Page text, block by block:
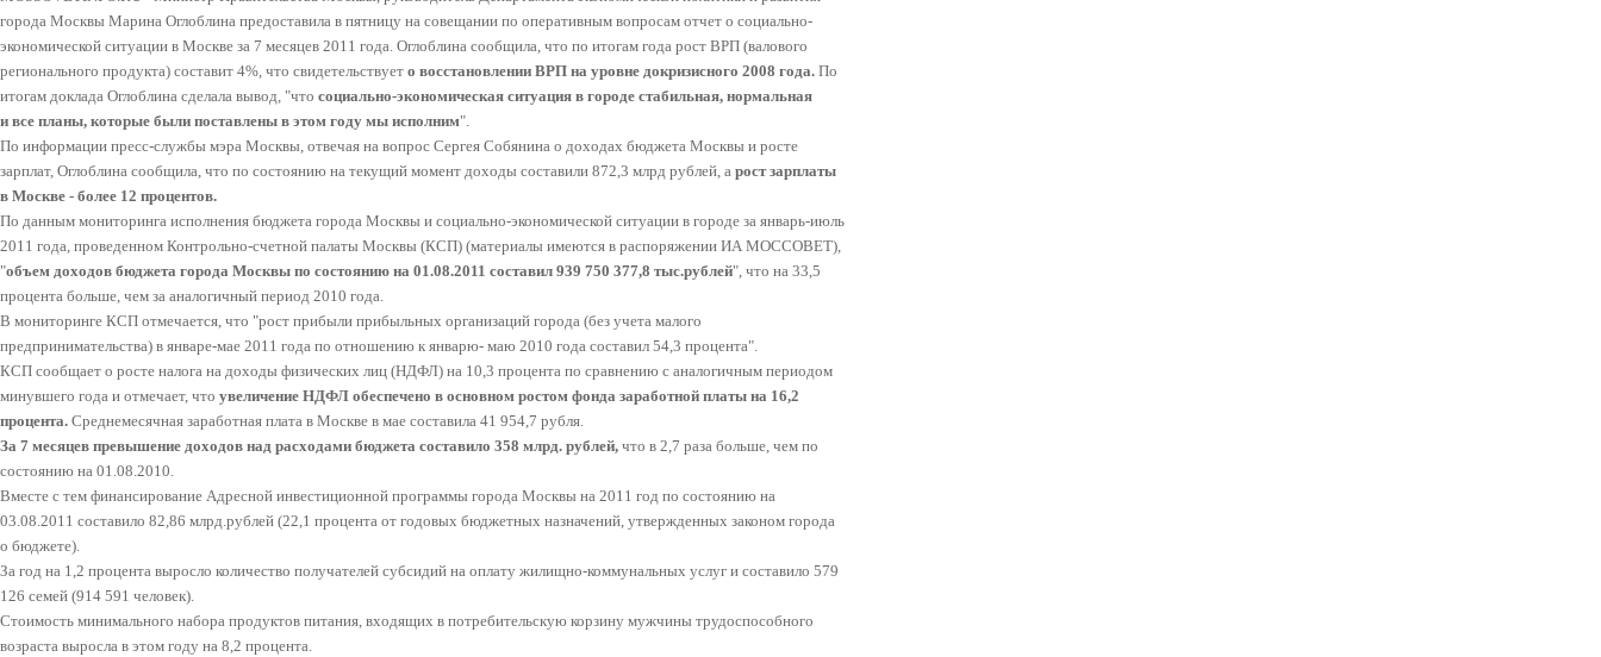
города Москвы Марина Оглоблина предоставила в пятницу на совещании по оперативным вопросам отчет о социально-
экономической ситуации в Москве за 7 месяцев 2011 года. Оглоблина сообщила, что по итогам года рост ВРП (валового
регионального продукта) составит 4%, что свидетельствует о восстановлении ВРП на уровне докризисного 2008 года. По
итогам доклада Оглоблина сделала вывод, "что социально-экономическая ситуация в городе стабильная, нормальная
и все планы, которые были поставлены в этом году мы исполним".
По информации пресс-службы мэра Москвы, отвечая на вопрос Сергея Собянина о доходах бюджета Москвы и росте
зарплат, Оглоблина сообщила, что по состоянию на текущий момент доходы составили 872,3 млрд рублей, а рост зарплаты
в Москве - более 12 процентов.
По данным мониторинга исполнения бюджета города Москвы и социально-экономической ситуации в городе за январь-июль
2011 года, проведенном Контрольно-счетной палаты Москвы (КСП) (материалы имеются в распоряжении ИА МОССОВЕТ),
"объем доходов бюджета города Москвы по состоянию на 01.08.2011 составил 939 750 377,8 тыс.рублей", что на 33,5
процента больше, чем за аналогичный период 2010 года.
В мониторинге КСП отмечается, что "рост прибыли прибыльных организаций города (без учета малого
предпринимательства) в январе-мае 2011 года по отношению к январю- маю 2010 года составил 54,3 процента".
КСП сообщает о росте налога на доходы физических лиц (НДФЛ) на 10,3 процента по сравнению с аналогичным периодом
минувшего года и отмечает, что увеличение НДФЛ обеспечено в основном ростом фонда заработной платы на 16,2
процента. Среднемесячная заработная плата в Москве в мае составила 41 954,7 рубля.
За 7 месяцев превышение доходов над расходами бюджета составило 358 млрд. рублей, что в 2,7 раза больше, чем по
состоянию на 01.08.2010.
Вместе с тем финансирование Адресной инвестиционной программы города Москвы на 2011 год по состоянию на
03.08.2011 составило 82,86 млрд.рублей (22,1 процента от годовых бюджетных назначений, утвержденных законом города
о бюджете).
За год на 1,2 процента выросло количество получателей субсидий на оплату жилищно-коммунальных услуг и составило 579
126 семей (914 591 человек).
Стоимость минимального набора продуктов питания, входящих в потребительскую корзину мужчины трудоспособного
возраста выросла в этом году на 8,2 процента.